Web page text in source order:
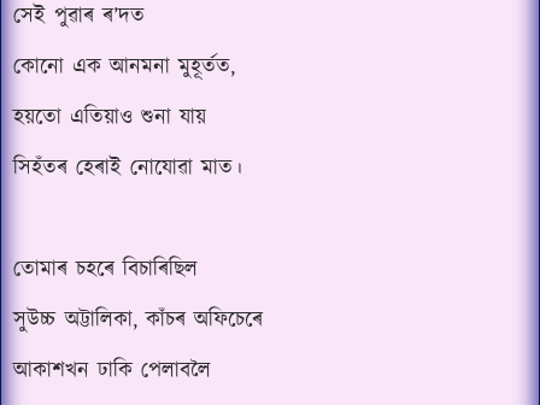
সেই পুৱাৰ ৰ’দত
কোনো এক আনমনা মুহূৰ্তত,
হয়তো এতিয়াও শুনা যায়
সিহঁতৰ হেৰাই নোযোৱা মাত।
তোমাৰ চহৰে বিচাৰিছিল
সুউচ্চ অট্টালিকা, কাঁচৰ অফিচেৰে
আকাশখন ঢাকি পেলাবলৈ